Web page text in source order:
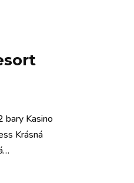
bary Kasino
Krásná